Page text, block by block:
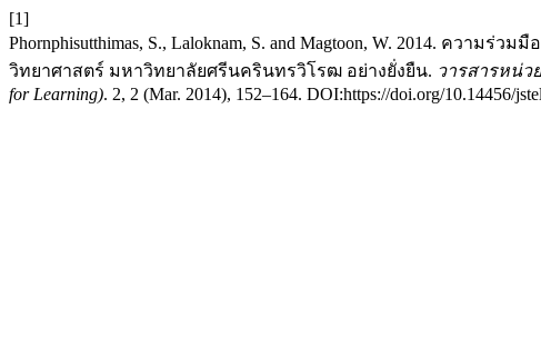
[1]
Phornphisutthimas, S., Laloknam, S. and Magtoon, W. 2014. คว
วิทยาศาสตร์ มหาวิทยาลัยศรีนครินทรวิโรฒ อย่างยั่งยืน. วารสารหน่วย
for Learning). 2, 2 (Mar. 2014), 152–164. DOI:https://doi.org/10.14456/